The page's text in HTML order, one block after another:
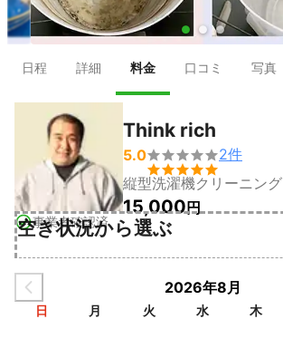
● ● ●
日程 詳細 料金 口コミ 写真
事業者確認済
Think rich
5.0

2件
縦型洗濯機クリーニング
15,000円
空き状況から選ぶ
2026年8月
日 月 火 水 木